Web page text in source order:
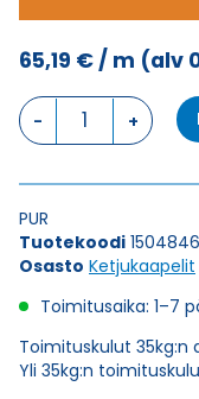
65,19 €/ m (alv
Ketjukaapeli
KAWEFLEX
SK-
UL/CSA
36G1,5
(AWG16)
PUR
Tuotekoodi 1504846
Osasto Ketjukaapelit
Toimitusaika: 1–7
Toimituskulut 35kg:n
Yli 35kg:n